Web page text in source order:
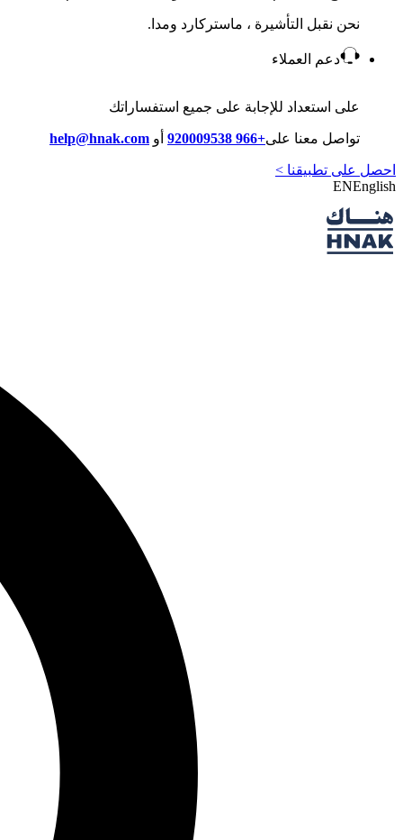
نحن نقبل التأشيرة ، ماستركارد ومدا.
دعم العملاء
على استعداد للإجابة على جميع استفساراتك
تواصل معنا على+966 920009538 أو help@hnak.com
احصل على تطبيقنا >
ENEnglish